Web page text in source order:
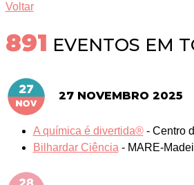
Voltar
928 EVENTOS EM
27 NOVEMBRO 2025
A química é divertida®- Centro
Bilhardar Ciência- MARE-